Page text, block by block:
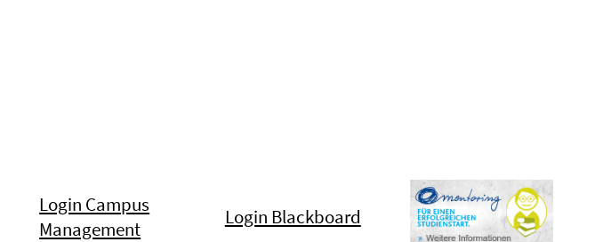
Login Campus
Management
Login Blackboard